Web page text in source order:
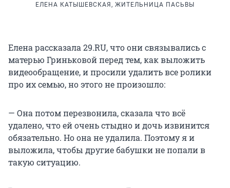
ЕЛЕНА КАТЫШЕВСКАЯ, ЖИТЕЛЬНИЦА ПАСЬВЫ
Елена рассказала 29.RU, что они связывались с
матерью Гриньковой перед тем, как выложить
видеообращение, и просили удалить все ролики
про их семью, но этого не произошло:
— Она потом перезвонила, сказала что всё
удалено, что ей очень стыдно и дочь извинится
обязательно. Но она не удалила. Поэтому я и
выложила, чтобы другие бабушки не попали в
такую ситуацию.